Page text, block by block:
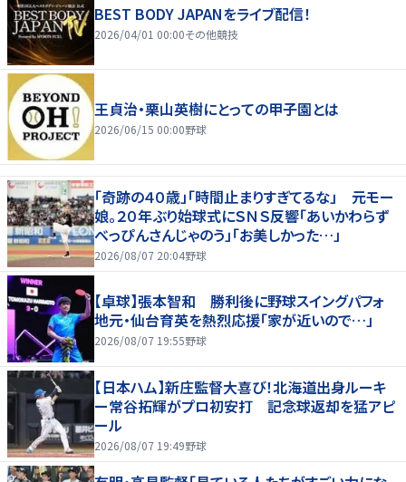
BEST BODY JAPANをライブ配信！
2026/04/01 00:00その他競技
王貞治・栗山英樹にとっての甲子園とは
2026/06/15 00:00野球
「奇跡の４０歳」「時間止まりすぎてるな」 元モー
娘。２０年ぶり始球式にＳＮＳ反響「あいかわらず
べっぴんさんじゃのう」「お美しかった…」
2026/08/07 20:04野球
【卓球】張本智和 勝利後に野球スイングパフォ
地元・仙台育英を熱烈応援「家が近いので…」
2026/08/07 19:55野球
【日本ハム】新庄監督大喜び！北海道出身ルーキ
ー常谷拓輝がプロ初安打 記念球返却を猛アピ
ール
2026/08/07 19:49野球